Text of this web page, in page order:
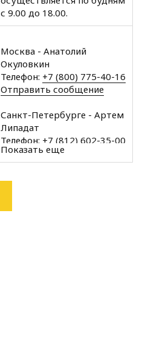
с 9.00 до 18.00.
Москва - Анатолий
Окуловкин
Телефон: +7 (800) 775-40-16
Отправить сообщение
Санкт-Петербурге - Артем
Липадат
Телефон: +7 (812) 602-35-00
Отправить сообщение
Архангельск - Халин
Показать еще